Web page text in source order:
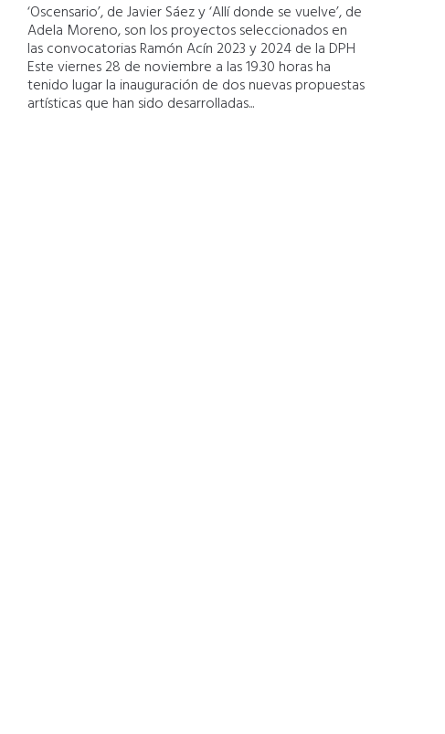
‘Oscensario’, de Javier Sáez y ‘Allí donde se vuelve’, de
Adela Moreno, son los proyectos seleccionados en
las convocatorias Ramón Acín 2023 y 2024 de la DPH
Este viernes 28 de noviembre a las 19.30 horas ha
tenido lugar la inauguración de dos nuevas propuestas
artísticas que han sido desarrolladas...